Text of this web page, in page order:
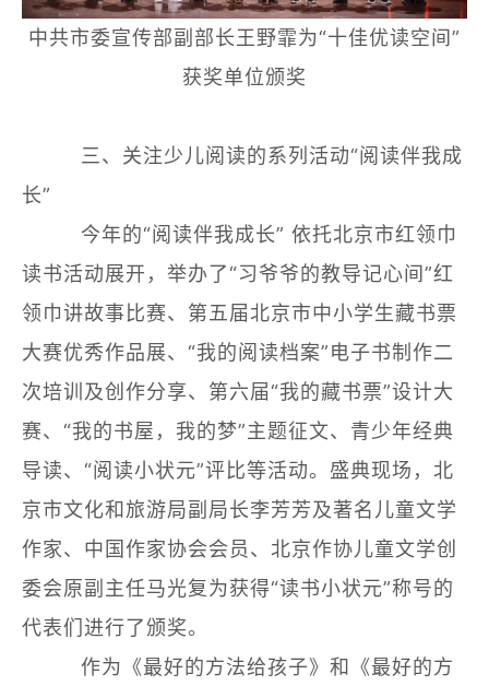
中共市委宣传部副部长王野霏为“十佳优读空间”
获奖单位颁奖
三、关注少儿阅读的系列活动“阅读伴我成
长”
今年的“阅读伴我成长” 依托北京市红领巾
读书活动展开，举办了“习爷爷的教导记心间”红
领巾讲故事比赛、第五届北京市中小学生藏书票
大赛优秀作品展、“我的阅读档案”电子书制作二
次培训及创作分享、第六届“我的藏书票”设计大
赛、“我的书屋，我的梦”主题征文、青少年经典
导读、“阅读小状元”评比等活动。盛典现场，北
京市文化和旅游局副局长李芳芳及著名儿童文学
作家、中国作家协会会员、北京作协儿童文学创
委会原副主任马光复为获得“读书小状元”称号的
代表们进行了颁奖。
作为《最好的方法给孩子》和《最好的方